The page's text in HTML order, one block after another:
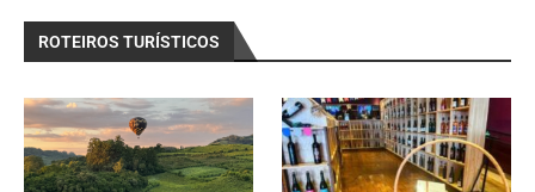
ROTEIROS TURÍSTICOS